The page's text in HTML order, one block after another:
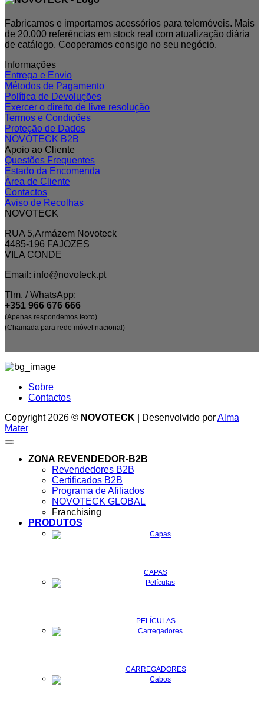
Fabricamos e importamos acessórios para telemóveis. Mais
de 20.000 referências em stock real com atualização diária
de catálogo. Cooperamos consigo no seu negócio.
Informações
Entrega e Envio
Métodos de Pagamento
Política de Devoluções
Exercer o direito de livre resolução
Termos e Condições
Proteção de Dados
NOVOTECK B2B
Apoio ao Cliente
Questões Frequentes
Estado da Encomenda
Área de Cliente
Contactos
Aviso de Recolhas
NOVOTECK
RUA 5,Armázem Novoteck
4485-196 FAJOZES
VILA CONDE
Email: info@novoteck.pt
Tlm. / WhatsApp:
+351 966 676 666
(Apenas respondemos texto)
(Chamada para rede móvel nacional)
Sobre
Contactos
Copyright 2026 © NOVOTECK | Desenvolvido porAlma
Mater
ZONA REVENDEDOR-B2B
Revendedores B2B
Certificados B2B
Programa de Afiliados
NOVOTECK GLOBAL
Franchising
PRODUTOS
CAPAS
PELÍCULAS
CARREGADORES